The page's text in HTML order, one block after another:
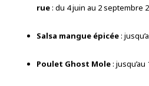
rue: du 4 juin au 2 septembre
Salsa mangue épicée:
Poulet Ghost Mole: jusqu’au